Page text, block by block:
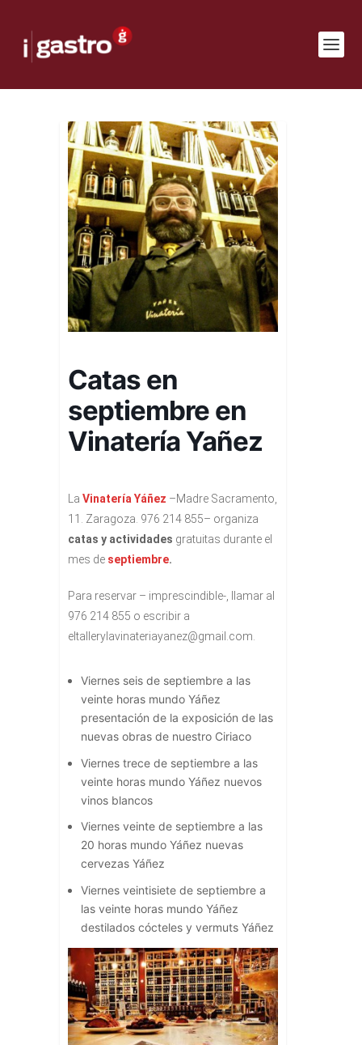
Catas en
septiembre en
Vinatería Yañez
La Vinatería Yáñez –Madre Sacramento,
11. Zaragoza. 976 214 855– organiza
catas y actividades gratuitas durante el
mes de septiembre.
Para reservar – imprescindible-, llamar al
976 214 855 o escribir a
eltallerylavinateriayanez@gmail.com.
Viernes seis de septiembre a las
veinte horas mundo Yáñez
presentación de la exposición de las
nuevas obras de nuestro Ciriaco
Viernes trece de septiembre a las
veinte horas mundo Yáñez nuevos
vinos blancos
Viernes veinte de septiembre a las
20 horas mundo Yáñez nuevas
cervezas Yáñez
Viernes veintisiete de septiembre a
las veinte horas mundo Yáñez
destilados cócteles y vermuts Yáñez